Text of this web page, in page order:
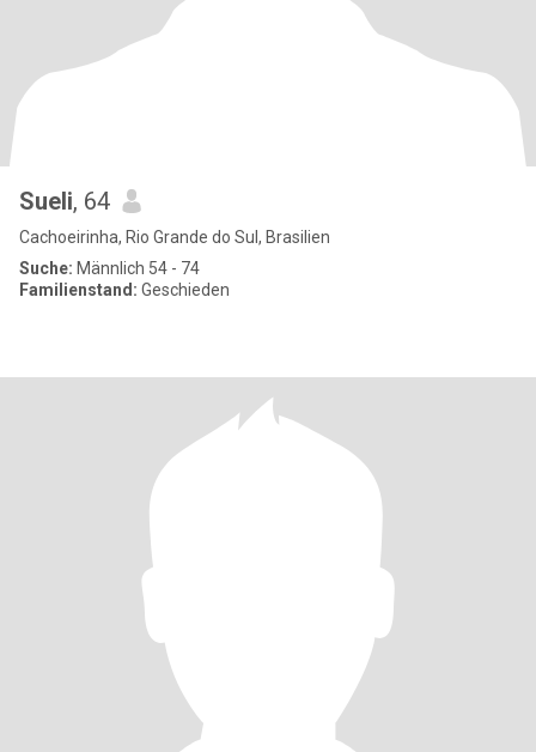
Sueli, 64
Cachoeirinha, Rio Grande do Sul, Brasilien
Suche: Männlich 54 - 74
Familienstand: Geschieden